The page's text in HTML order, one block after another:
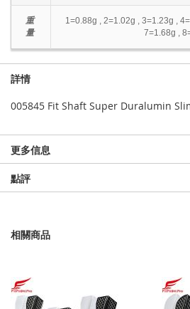
重
量
1=0.88g , 2=1.02g , 3=1.23g ,
7=1.68g ,
詳情
005845 Fit Shaft Super Duralumin
更多信息
點評
相關商品